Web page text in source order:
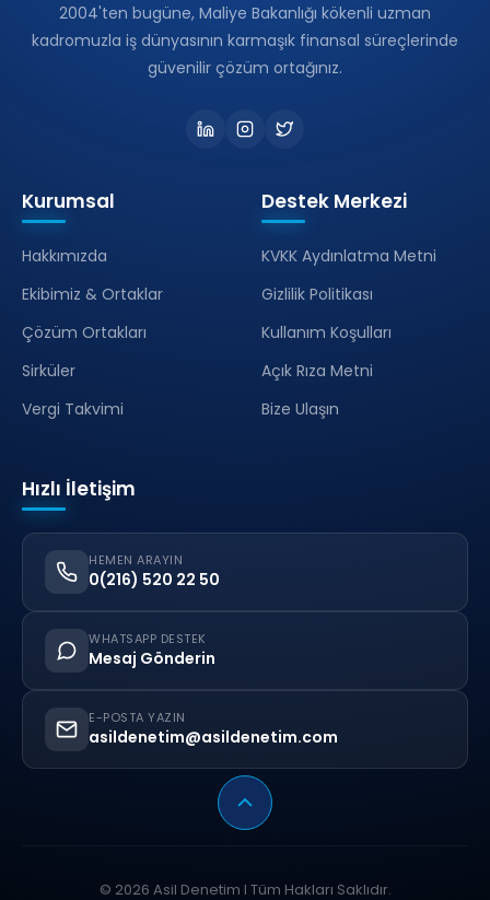
2004'ten bugüne, Maliye Bakanlığı kökenli uzman
kadromuzla iş dünyasının karmaşık finansal süreçlerinde
güvenilir çözüm ortağınız.
Kurumsal
Hakkımızda
Ekibimiz & Ortaklar
Çözüm Ortakları
Sirküler
Vergi Takvimi
Destek Merkezi
KVKK Aydınlatma Metni
Gizlilik Politikası
Kullanım Koşulları
Açık Rıza Metni
Bize Ulaşın
Hızlı İletişim
HEMEN ARAYIN
0(216) 520 22 50
WHATSAPP DESTEK
Mesaj Gönderin
E-POSTA YAZIN
asildenetim@asildenetim.com
© 2026 Asil Denetim I Tüm Hakları Saklıdır.